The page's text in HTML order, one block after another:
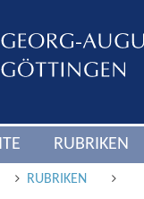
RUBRIKEN
RUBRIKEN